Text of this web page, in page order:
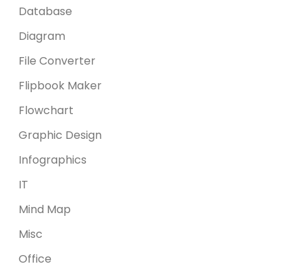
Database
Diagram
File Converter
Flipbook Maker
Flowchart
Graphic Design
Infographics
IT
Mind Map
Misc
Office